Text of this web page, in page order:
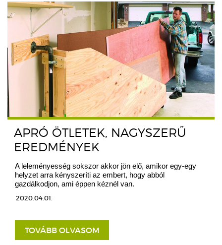
APRÓ ÖTLETEK, NAGYSZERŰ
EREDMÉNYEK
A leleményesség sokszor akkor jön elő, amikor egy-egy
helyzet arra kényszeríti az embert, hogy abból
gazdálkodjon, ami éppen kéznél van.
2020.04.01.
TOVÁBB OLVASOM